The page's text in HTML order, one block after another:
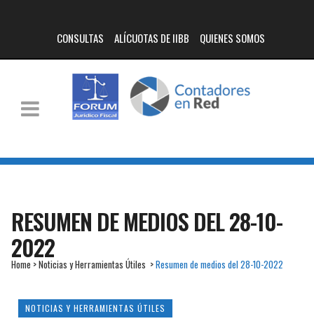
CONSULTAS ALÍCUOTAS DE IIBB QUIENES SOMOS
RESUMEN DE MEDIOS DEL 28-10-
2022
Home >Noticias y Herramientas Útiles >Resumen de medios del 28-10-2022
NOTICIAS Y HERRAMIENTAS ÚTILES